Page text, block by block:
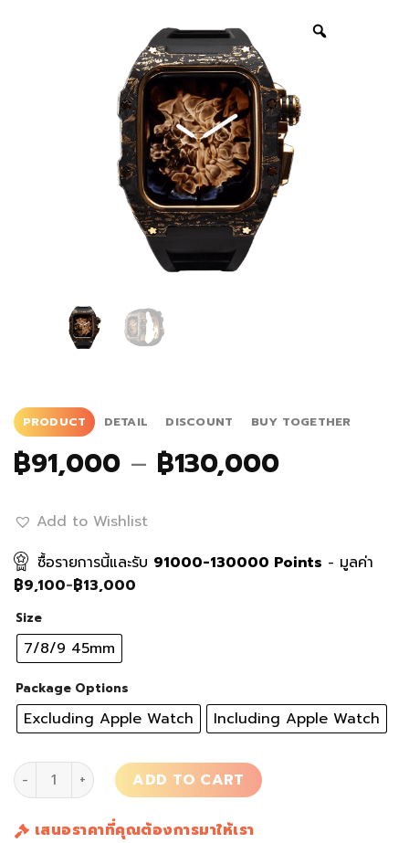
PRODUCT DETAIL DISCOUNT BUY TOGETHER
฿91,000 – ฿130,000Price
฿130,000
Add to Wishlist
ซื้อรายการนี้และรับ 91000-130000 Points - มูลค่า
฿9,100-฿13,000
Size
7/8/9 45mm
Package Options
Excluding Apple Watch Including Apple Watch
นาฬิกา Apple Watch Case Extreme Impulse Series 7/8/9
ADD TO CART
เสนอราคาที่คุณต้องการมาให้เรา